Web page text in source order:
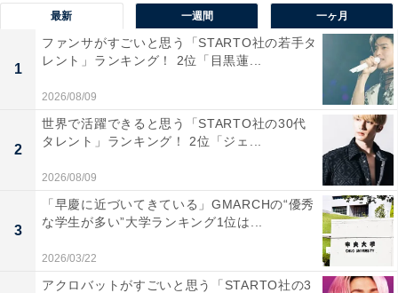
1位は、JR上野駅公園口出口から徒歩1分、上野恩賜公園
内に位置する「国立西洋美術館」。世界遺産に登録され
ている、建築家、ル・コルビュジエ設計の建物内に、ル
ネサンスから20世紀初頭までの西洋の絵画、彫刻、版画
などを所蔵する、日本随一を誇る西洋美術専門の美術館
です。
クロード・モネの『睡蓮』やオーギュスト・ロダンの彫
刻『考える人』、ピエール＝オーギュスト・ルノワール
やパブロ・ピカソなど、世界的に有名な作家による作品
が並ぶほか、魅力的な企画展が随時開催されています。
最新 一週間 一ヶ月
1
ファンサがすごいと思う「STARTO社の若手タ
レント」ランキング！ 2位「目黒蓮...
2026/08/09
2
世界で活躍できると思う「STARTO社の30代
タレント」ランキング！ 2位「ジェ...
2026/08/09
3
「早慶に近づいてきている」GMARCHの“優秀
な学生が多い”大学ランキング1位は...
2026/03/22
アクロバットがすごいと思う「STARTO社の3